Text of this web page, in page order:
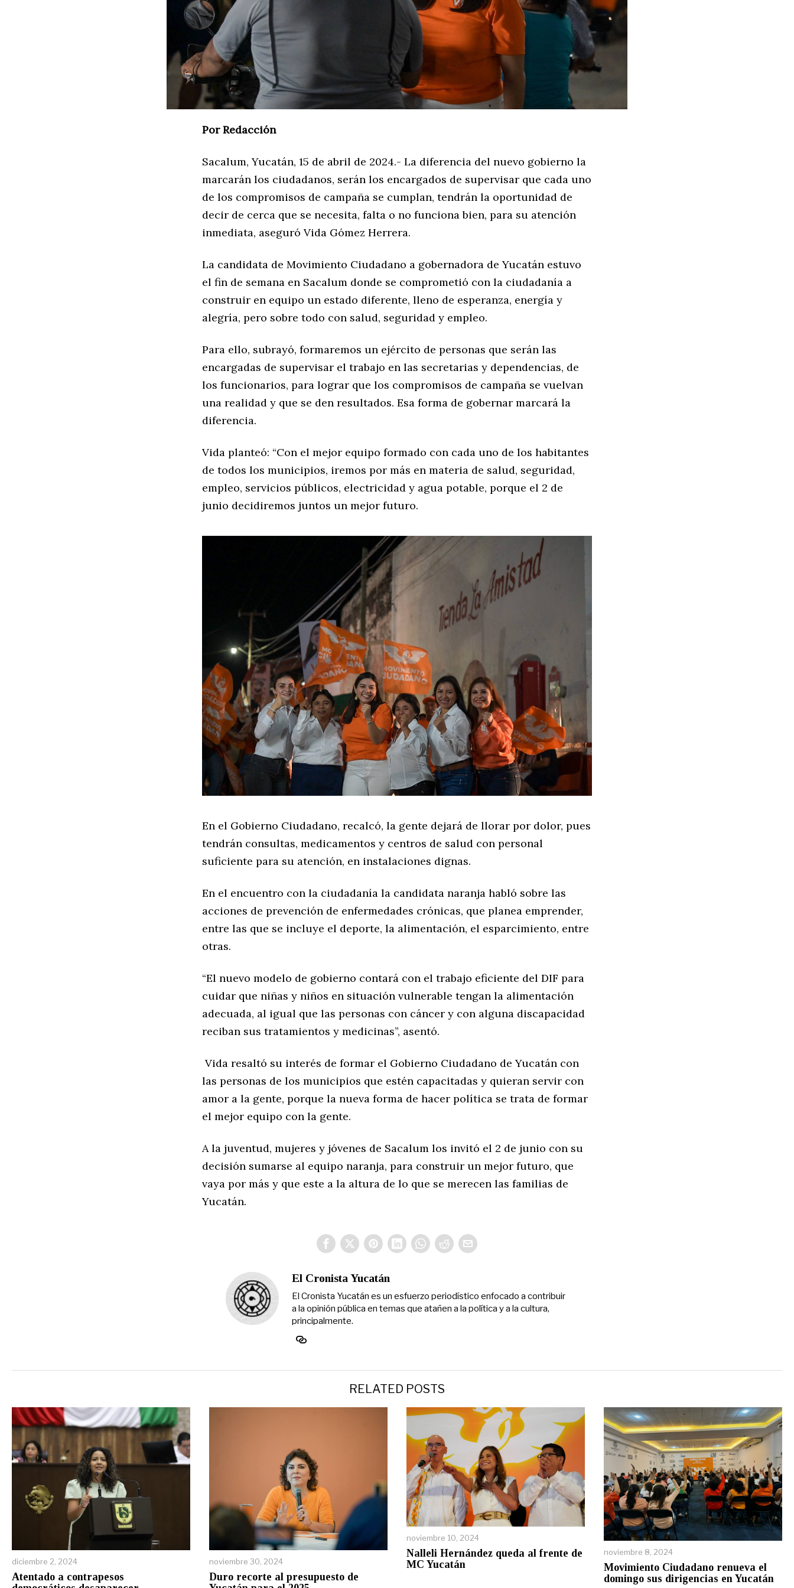
Por Redacción
Sacalum, Yucatán, 15 de abril de 2024.- La diferencia del nuevo gobierno la
marcarán los ciudadanos, serán los encargados de supervisar que cada uno
de los compromisos de campaña se cumplan, tendrán la oportunidad de
decir de cerca que se necesita, falta o no funciona bien, para su atención
inmediata, aseguró Vida Gómez Herrera.
La candidata de Movimiento Ciudadano a gobernadora de Yucatán estuvo
el fin de semana en Sacalum donde se comprometió con la ciudadanía a
construir en equipo un estado diferente, lleno de esperanza, energía y
alegría, pero sobre todo con salud, seguridad y empleo.
Para ello, subrayó, formaremos un ejército de personas que serán las
encargadas de supervisar el trabajo en las secretarias y dependencias, de
los funcionarios, para lograr que los compromisos de campaña se vuelvan
una realidad y que se den resultados. Esa forma de gobernar marcará la
diferencia.
Vida planteó: “Con el mejor equipo formado con cada uno de los habitantes
de todos los municipios, iremos por más en materia de salud, seguridad,
empleo, servicios públicos, electricidad y agua potable, porque el 2 de
junio decidiremos juntos un mejor futuro.
En el Gobierno Ciudadano, recalcó, la gente dejará de llorar por dolor, pues
tendrán consultas, medicamentos y centros de salud con personal
suficiente para su atención, en instalaciones dignas.
En el encuentro con la ciudadanía la candidata naranja habló sobre las
acciones de prevención de enfermedades crónicas, que planea emprender,
entre las que se incluye el deporte, la alimentación, el esparcimiento, entre
otras.
“El nuevo modelo de gobierno contará con el trabajo eficiente del DIF para
cuidar que niñas y niños en situación vulnerable tengan la alimentación
adecuada, al igual que las personas con cáncer y con alguna discapacidad
reciban sus tratamientos y medicinas”, asentó.
Vida resaltó su interés de formar el Gobierno Ciudadano de Yucatán con
las personas de los municipios que estén capacitadas y quieran servir con
amor a la gente, porque la nueva forma de hacer política se trata de formar
el mejor equipo con la gente.
A la juventud, mujeres y jóvenes de Sacalum los invitó el 2 de junio con su
decisión sumarse al equipo naranja, para construir un mejor futuro, que
vaya por más y que este a la altura de lo que se merecen las familias de
Yucatán.
El Cronista Yucatán
El Cronista Yucatán es un esfuerzo periodístico enfocado a contribuir
a la opinión pública en temas que atañen a la política y a la cultura,
principalmente.
RELATED POSTS
diciembre 2, 2024
Atentado a contrapesos
noviembre 30, 2024
Duro recorte al presupuesto de
noviembre 10, 2024
Nalleli Hernández queda al frente de
MC Yucatán
noviembre 8, 2024
Movimiento Ciudadano renueva el
domingo sus dirigencias en Yucatán